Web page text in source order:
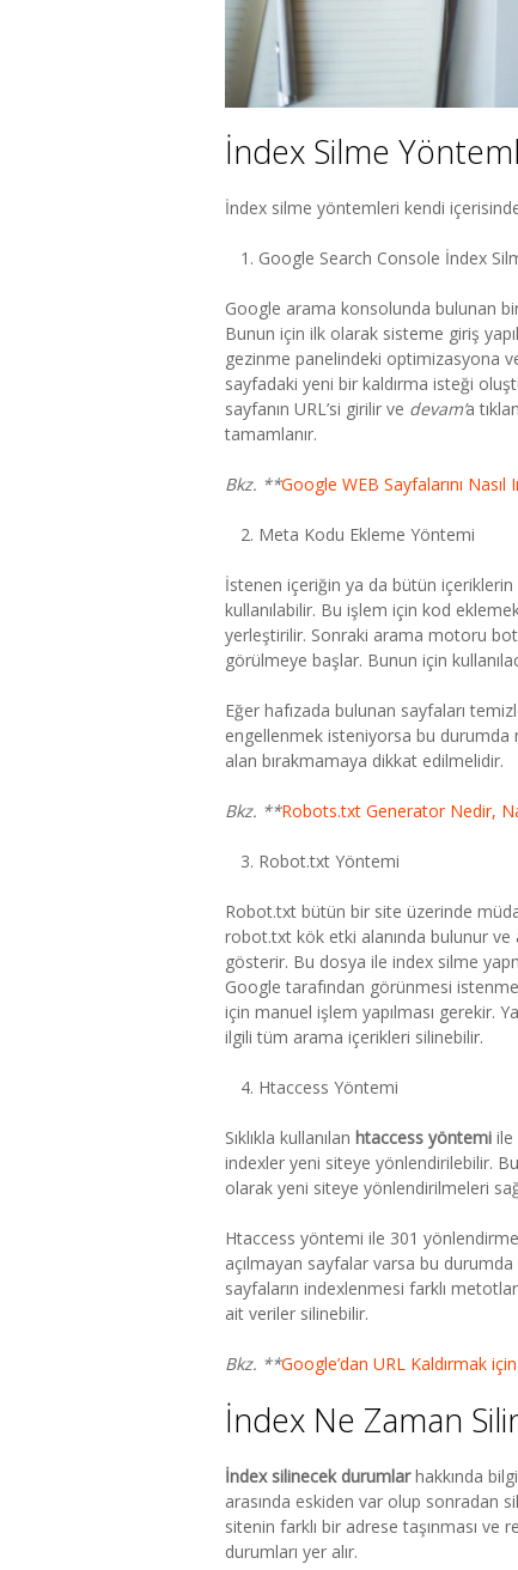
İndex Silme
İndex silme yöntemleri kendi
Google Search Console İndex
Google arama konsolunda bulunan
Bunun için ilk olarak sisteme giriş
gezinme panelindeki optimizasyona
sayfadaki yeni bir kaldırma isteği
sayfanın URL’si girilir ve devam’a
tamamlanır.
Bkz. **Google WEB Sayfalarını Nasıl
Meta Kodu Ekleme Yöntemi
İstenen içeriğin ya da bütün
kullanılabilir. Bu işlem için kod
yerleştirilir. Sonraki arama motoru
görülmeye başlar. Bunun için
Eğer hafızada bulunan sayfaları
engellenmek isteniyorsa bu
alan bırakmamaya dikkat edilmelidir.
Bkz. **Robots.txt Generator Nedir,
Robot.txt Yöntemi
Robot.txt bütün bir site üzerinde
robot.txt kök etki alanında bulunur
gösterir. Bu dosya ile index silme
Google tarafından görünmesi
için manuel işlem yapılması gerekir.
ilgili tüm arama içerikleri silinebilir.
Htaccess Yöntemi
Sıklıkla kullanılan htaccess yöntemi ile
indexler yeni siteye yönlendirilebilir.
olarak yeni siteye yönlendirilmeleri
Htaccess yöntemi ile 301
açılmayan sayfalar varsa bu
sayfaların indexlenmesi farklı
ait veriler silinebilir.
Bkz. **Google’dan URL Kaldırmak
İndex Ne Zaman
İndex silinecek durumlarhakkında
arasında eskiden var olup sonradan
sitenin farklı bir adrese taşınması ve
durumları yer alır.